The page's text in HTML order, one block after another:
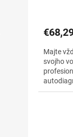
Majte
svojho
–